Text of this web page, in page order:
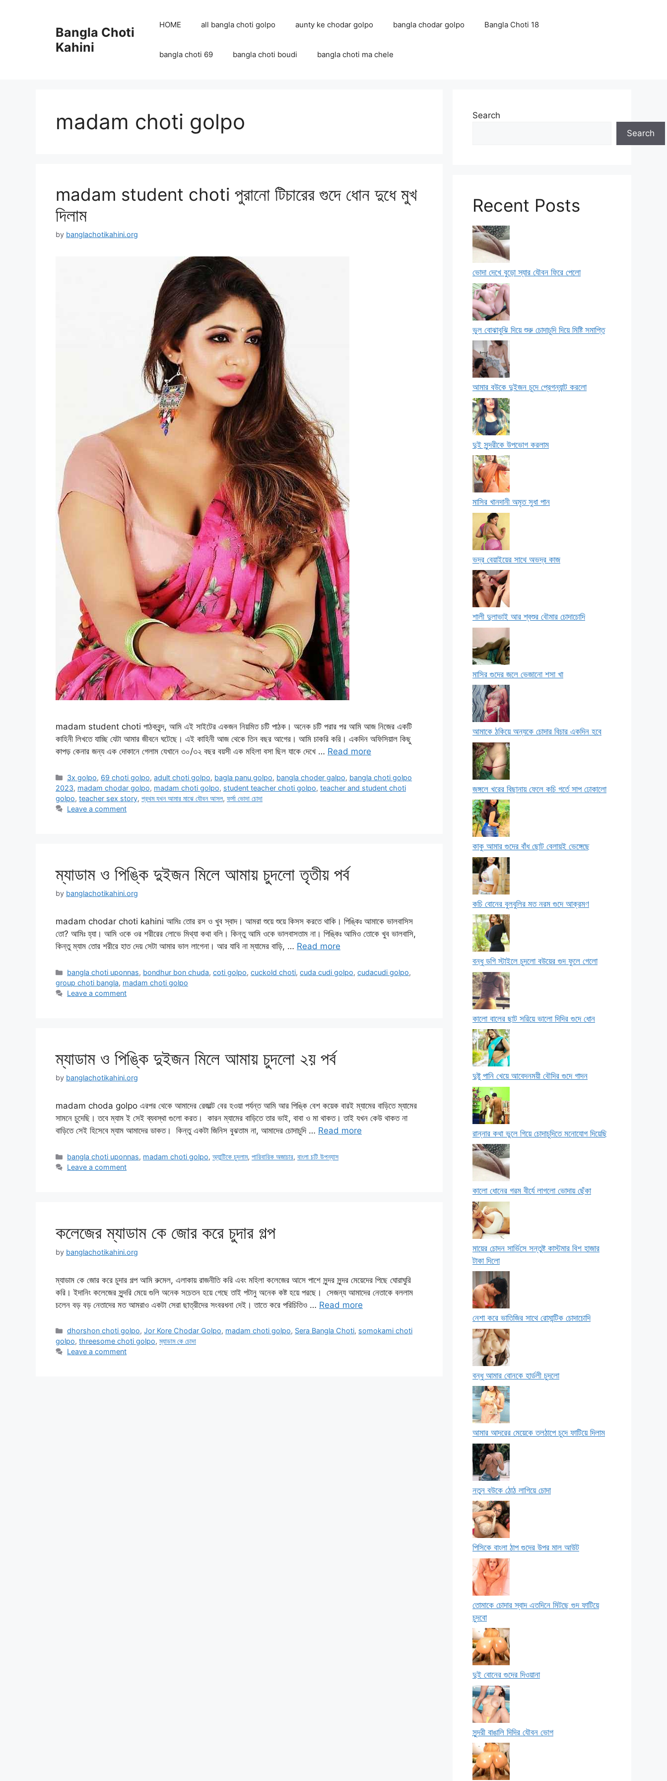
Bangla Choti
Kahini
HOME all bangla choti golpo aunty ke chodar golpo bangla chodar golpo Bangla Choti 18
bangla choti 69 bangla choti boudi bangla choti ma chele
madam choti golpo
madam student choti পুরানো টিচারের গুদে ধোন দুধে মুখ
দিলাম
by banglachotikahini.org
madam student choti পাঠকবৃন্দ, আমি এই সাইটের একজন নিয়মিত চটি পাঠক। অনেক চটি পরার পর আমি আজ নিজের একটি
কাহিনী লিখতে যাচ্ছি যেটা আমার জীবনে ঘটেছে। এই কাহিনী আজ থেকে তিন বছর আগের। আমি চাকরি করি। একদিন অফিসিয়াল কিছু
কাপড় কেনার জন্য এক দোকানে গেলাম যেখানে ৩০/৩২ বছর বয়সী এক মহিলা বসা ছিল যাকে দেখে … Read more
Categories
3x golpo, 69 choti golpo,adult choti golpo, bagla panu golpo, bangla choder galpo, bangla choti golpo
2023, madam chodar golpo, madam choti golpo, student teacher choti golpo, teacher and student choti
golpo, teacher sex story, প্রথম যখন আমার মাঝে যৌবন আসল, ফর্সা ভোদা চোদা
Leave a comment
ম্যাডাম ও পিঙ্কি দুইজন মিলে আমায় চুদলো তৃতীয় পর্ব
by banglachotikahini.org
madam chodar choti kahini আমিঃ তোর রস ও খুব স্বাদ। আমরা শুয়ে শুয়ে কিসস করতে থাকি। পিঙ্কিঃ আমাকে ভালবাসিস
তো? আমিঃ হ্যা। আমি ওকে ওর শরীরের লোভে মিথ্যা কথা বলি। কিন্তু আমি ওকে ভালবাসতাম না। পিঙ্কিঃ আমিও তোকে খুব ভালবাসি,
কিন্তু ম্যাম তোর শরীরে হাত দেয় সেটা আমার ভাল লাগেনা। আর যাবি না ম্যামের বাড়ি, … Read more
Categories
bangla choti uponnas, bondhur bon chuda,coti golpo,cuckold choti,cuda cudi golpo,cudacudi golpo,
group choti bangla, madam choti golpo
Leave a comment
ম্যাডাম ও পিঙ্কি দুইজন মিলে আমায় চুদলো ২য় পর্ব
by banglachotikahini.org
madam choda golpo এরপর থেকে আমাদের রেজাল্ট বের হওয়া পর্যন্ত আমি আর পিঙ্কি বেশ কয়েক বারই ম্যামের বাড়িতে ম্যামের
সামনে চুদেছি। তবে ম্যাম ই সেই ব্যবস্থা গুলো করত। কারন ম্যামের বাড়িতে তার ভাই, বাবা ও মা থাকত। তাই যখন কেউ থাকত না
বাড়িতে সেই হিসেবে ম্যাম আমাদের ডাকত। কিন্তু একটা জিনিস বুঝতাম না, আমাদের চোদাচুদি … Read more
Categories
bangla choti uponnas, madam choti golpo,অ্যান্টিকে চুদলাম,পারিবারিক অজাচার,বাংলা চটি উপন্যাস
Leave a comment
কলেজের ম্যাডাম কে জোর করে চুদার গল্প
by banglachotikahini.org
ম্যাডাম কে জোর করে চুদার গল্প আমি রুমেল, এলাকায় রাজনীতি করি এবং মহিলা কলেজের আসে পাশে সুন্দর সুন্দর মেয়েদের পিছে ঘোরাঘুরি
করি। ইদানিং কলেজের সুন্দরি মেয়ে গুলি অনেক সচেতন হয়ে গেছে তাই পটানু অনেক কষ্ট হয়ে পরছে। সেজন্য আমাদের নেতাকে বললাম
চলেন বড় বড় নেতাদের মত আমরাও একটা সেরা ছাত্রীদের সংবরধনা দেই। তাতে করে পরিচিতিও … Read more
Categories
dhorshon choti golpo,Jor Kore Chodar Golpo, madam choti golpo, Sera Bangla Choti, somokami choti
golpo, threesome choti golpo,ম্যাডাম কে চোদা
Leave a comment
Search
Search
Recent Posts
ভোদা দেখে বুড়ো স্যার যৌবন ফিরে পেলো
ভুল বোঝাবুঝি দিয়ে শুরু চোদাচুদি দিয়ে মিষ্টি সমাপ্তি
আমার বউকে দুইজন চুদে প্রেগন্যান্ট করলো
দুই সুন্দরীকে উপভোগ করলাম
মাসির খানদানী অমৃত সুধা পান
ভদ্র বেয়াইয়ের সাথে অভদ্র কাজ
শালী দুলাভাই আর শ্বশুর বৌমার চোদাচোদি
মাসির গুদের জলে ভেজানো শসা খা
আমাকে ঠকিয়ে অন্যকে চোদার বিচার একদিন হবে
জঙ্গলে খরের বিছানায় ফেলে কচি গর্তে সাপ ঢোকালো
কাকু আমার গুদের বাঁধ ছোট বেলায়ই ভেঙ্গেছে
কচি বোনের বুলবুলির মত নরম গুদে আক্রমণ
বন্ধু ডগি স্টাইলে চুদলো বউয়ের গুদ ফুলে গেলো
কালো বালের ছাট সরিয়ে ভালো দিদির গুদে ধোন
দুষ্টু পানি খেয়ে আবেদনময়ী বৌদির গুদে গাদন
রান্নার কথা ভুলে গিয়ে চোদাচুদিতে মনোযোগ দিয়েছি
কালো ধোনের গরম বীর্যে লাগলো ভোদায় ছেঁকা
মায়ের চোদন সার্ভিসে সন্তুষ্ট কাস্টমার বিশ হাজার
টাকা দিলো
নেশা করে ভাতিজির সাথে রোমান্টিক চোদাচোদি
বন্ধু আমার বোনকে হার্ডলী চুদলো
আমার আদরের মেয়েকে তলঠাপে চুদে ফাটিয়ে দিলাম
নতুন বউকে ঠোঠ লাগিয়ে চোদা
পিসিকে বাংলা ঠাপ গুদের উপর মাল আউট
তোমাকে চোদার স্বাদ এতদিনে মিটছে গুদ ফাটিয়ে
চুদবো
দুই বোনের গুদের দিওয়ানা
সুন্দরী বাঙালি দিদির যৌবন ভোগ